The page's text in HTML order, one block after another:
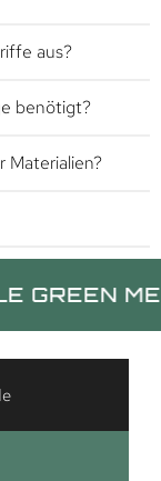
aus?
benötigt?
Materialien?
MEN.